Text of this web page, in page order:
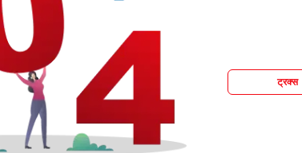
ट्रक्स